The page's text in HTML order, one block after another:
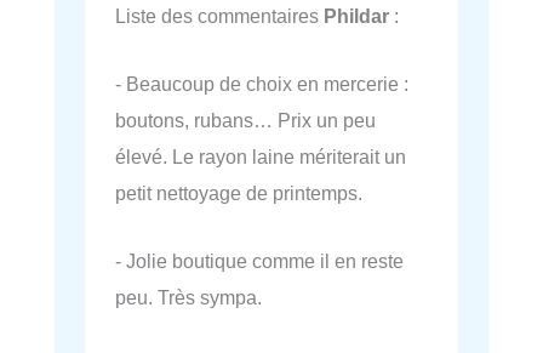
Liste des commentaires Phildar :
- Beaucoup de choix en mercerie :
boutons, rubans… Prix un peu
élevé. Le rayon laine mériterait un
petit nettoyage de printemps.
- Jolie boutique comme il en reste
peu. Très sympa.